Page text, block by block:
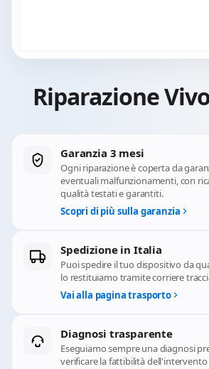
Riparazione
Garanzia 3 mesi
Ogni riparazione è coperta da
eventuali malfunzionamenti, con
qualità testati e garantiti.
Scopri di più sulla garanzia
Spedizione in Italia
Puoi spedire il tuo dispositivo da
lo restituiamo tramite corriere
Vai alla pagina trasporto
Diagnosi trasparente
Eseguiamo sempre una diagnosi
verificare la fattibilità